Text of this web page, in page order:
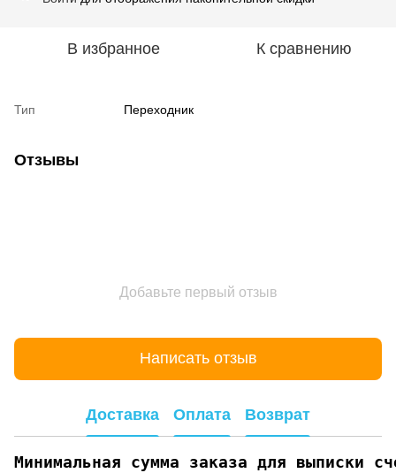
В избранное К сравнению
Тип Переходник
Отзывы
Добавьте первый отзыв
Написать отзыв
Доставка Оплата Возврат
Минимальная сумма заказа для выписки